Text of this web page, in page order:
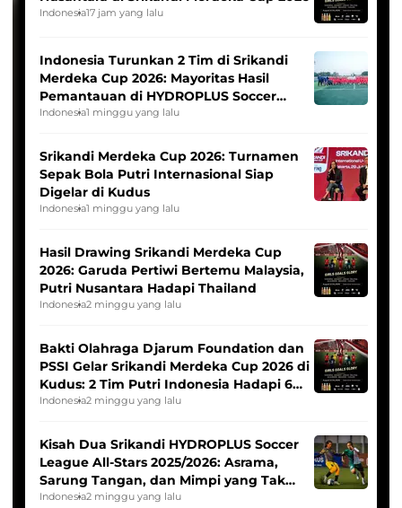
Indonesia17 jam yang lalu
Indonesia Turunkan 2 Tim di Srikandi
Merdeka Cup 2026: Mayoritas Hasil
Pemantauan di HYDROPLUS Soccer
League
Indonesia1 minggu yang lalu
Srikandi Merdeka Cup 2026: Turnamen
Sepak Bola Putri Internasional Siap
Digelar di Kudus
Indonesia1 minggu yang lalu
Hasil Drawing Srikandi Merdeka Cup
2026: Garuda Pertiwi Bertemu Malaysia,
Putri Nusantara Hadapi Thailand
Indonesia2 minggu yang lalu
Bakti Olahraga Djarum Foundation dan
PSSI Gelar Srikandi Merdeka Cup 2026 di
Kudus: 2 Tim Putri Indonesia Hadapi 6
Tim Asia
Indonesia2 minggu yang lalu
Kisah Dua Srikandi HYDROPLUS Soccer
League All-Stars 2025/2026: Asrama,
Sarung Tangan, dan Mimpi yang Tak
Pernah Padam
Indonesia2 minggu yang lalu